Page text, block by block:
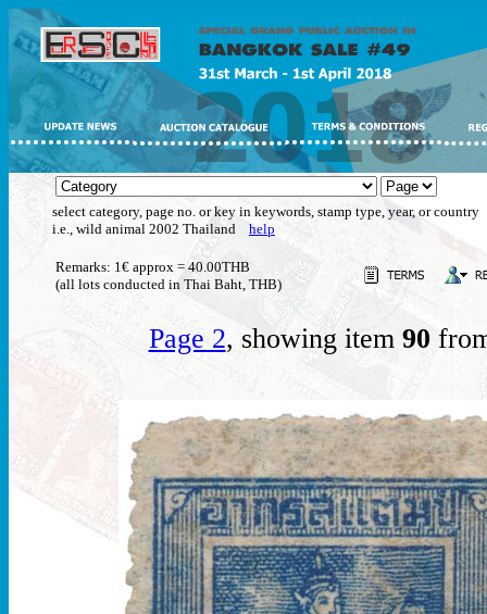
select category, page no. or key in keywords, stamp type, year, or country
i.e., wild animal 2002 Thailand help
Remarks: 1€ approx = 40.00THB
(all lots conducted in Thai Baht, THB)
Page 2, showing item 90